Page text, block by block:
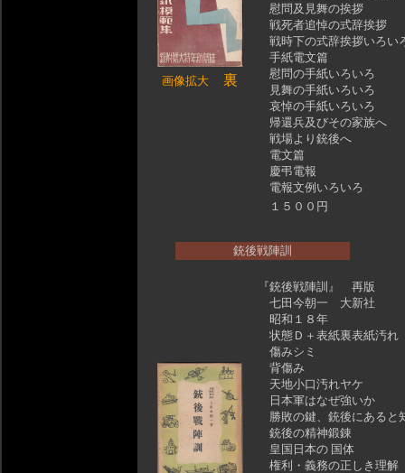
画像拡大 裏
慰問及見舞の挨拶
戦死者追悼の式辞挨拶
戦時下の式辞挨拶いろい
手紙電文篇
慰問の手紙いろいろ
見舞の手紙いろいろ
哀悼の手紙いろいろ
帰還兵及びその家族へ
戦場より銃後へ
電文篇
慶弔電報
電報文例いろいろ
１５００円
銃後戦陣訓
『銃後戦陣訓』 再版
七田今朝一 大新社
昭和１８年
状態Ｄ＋表紙裏表紙汚れ
傷みシミ
背傷み
天地小口汚れヤケ
日本軍はなぜ強いか
勝敗の鍵、銃後にあると
銃後の精神鍛錬
皇国日本の 国体
権利・義務の正しき理解